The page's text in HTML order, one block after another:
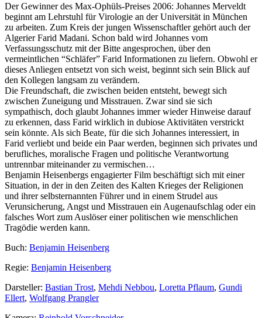
Der Gewinner des Max-Ophüls-Preises 2006: Johannes Merveldt
beginnt am Lehrstuhl für Virologie an der Universität in München
zu arbeiten. Zum Kreis der jungen Wissenschaftler gehört auch der
Algerier Farid Madani. Schon bald wird Johannes vom
Verfassungsschutz mit der Bitte angesprochen, über den
vermeintlichen “Schläfer” Farid Informationen zu liefern. Obwohl er
dieses Anliegen entsetzt von sich weist, beginnt sich sein Blick auf
den Kollegen langsam zu verändern.
Die Freundschaft, die zwischen beiden entsteht, bewegt sich
zwischen Zuneigung und Misstrauen. Zwar sind sie sich
sympathisch, doch glaubt Johannes immer wieder Hinweise darauf
zu erkennen, dass Farid wirklich in dubiose Aktivitäten verstrickt
sein könnte. Als sich Beate, für die sich Johannes interessiert, in
Farid verliebt und beide ein Paar werden, beginnen sich privates und
berufliches, moralische Fragen und politische Verantwortung
untrennbar miteinander zu vermischen…
Benjamin Heisenbergs engagierter Film beschäftigt sich mit einer
Situation, in der in den Zeiten des Kalten Krieges der Religionen
und ihrer selbsternannten Führer und in einem Strudel aus
Verunsicherung, Angst und Misstrauen ein Augenaufschlag oder ein
falsches Wort zum Auslöser einer politischen wie menschlichen
Tragödie werden kann.
Buch: Benjamin Heisenberg
Regie: Benjamin Heisenberg
Darsteller: Bastian Trost, Mehdi Nebbou, Loretta Pflaum, Gundi
Ellert, Wolfgang Prangler